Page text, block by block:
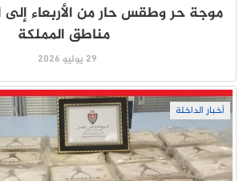
موجة حر وطقس حار من الأربعاء
مناطق المملكة
29 يوليو 2026
أخبار الداخلة